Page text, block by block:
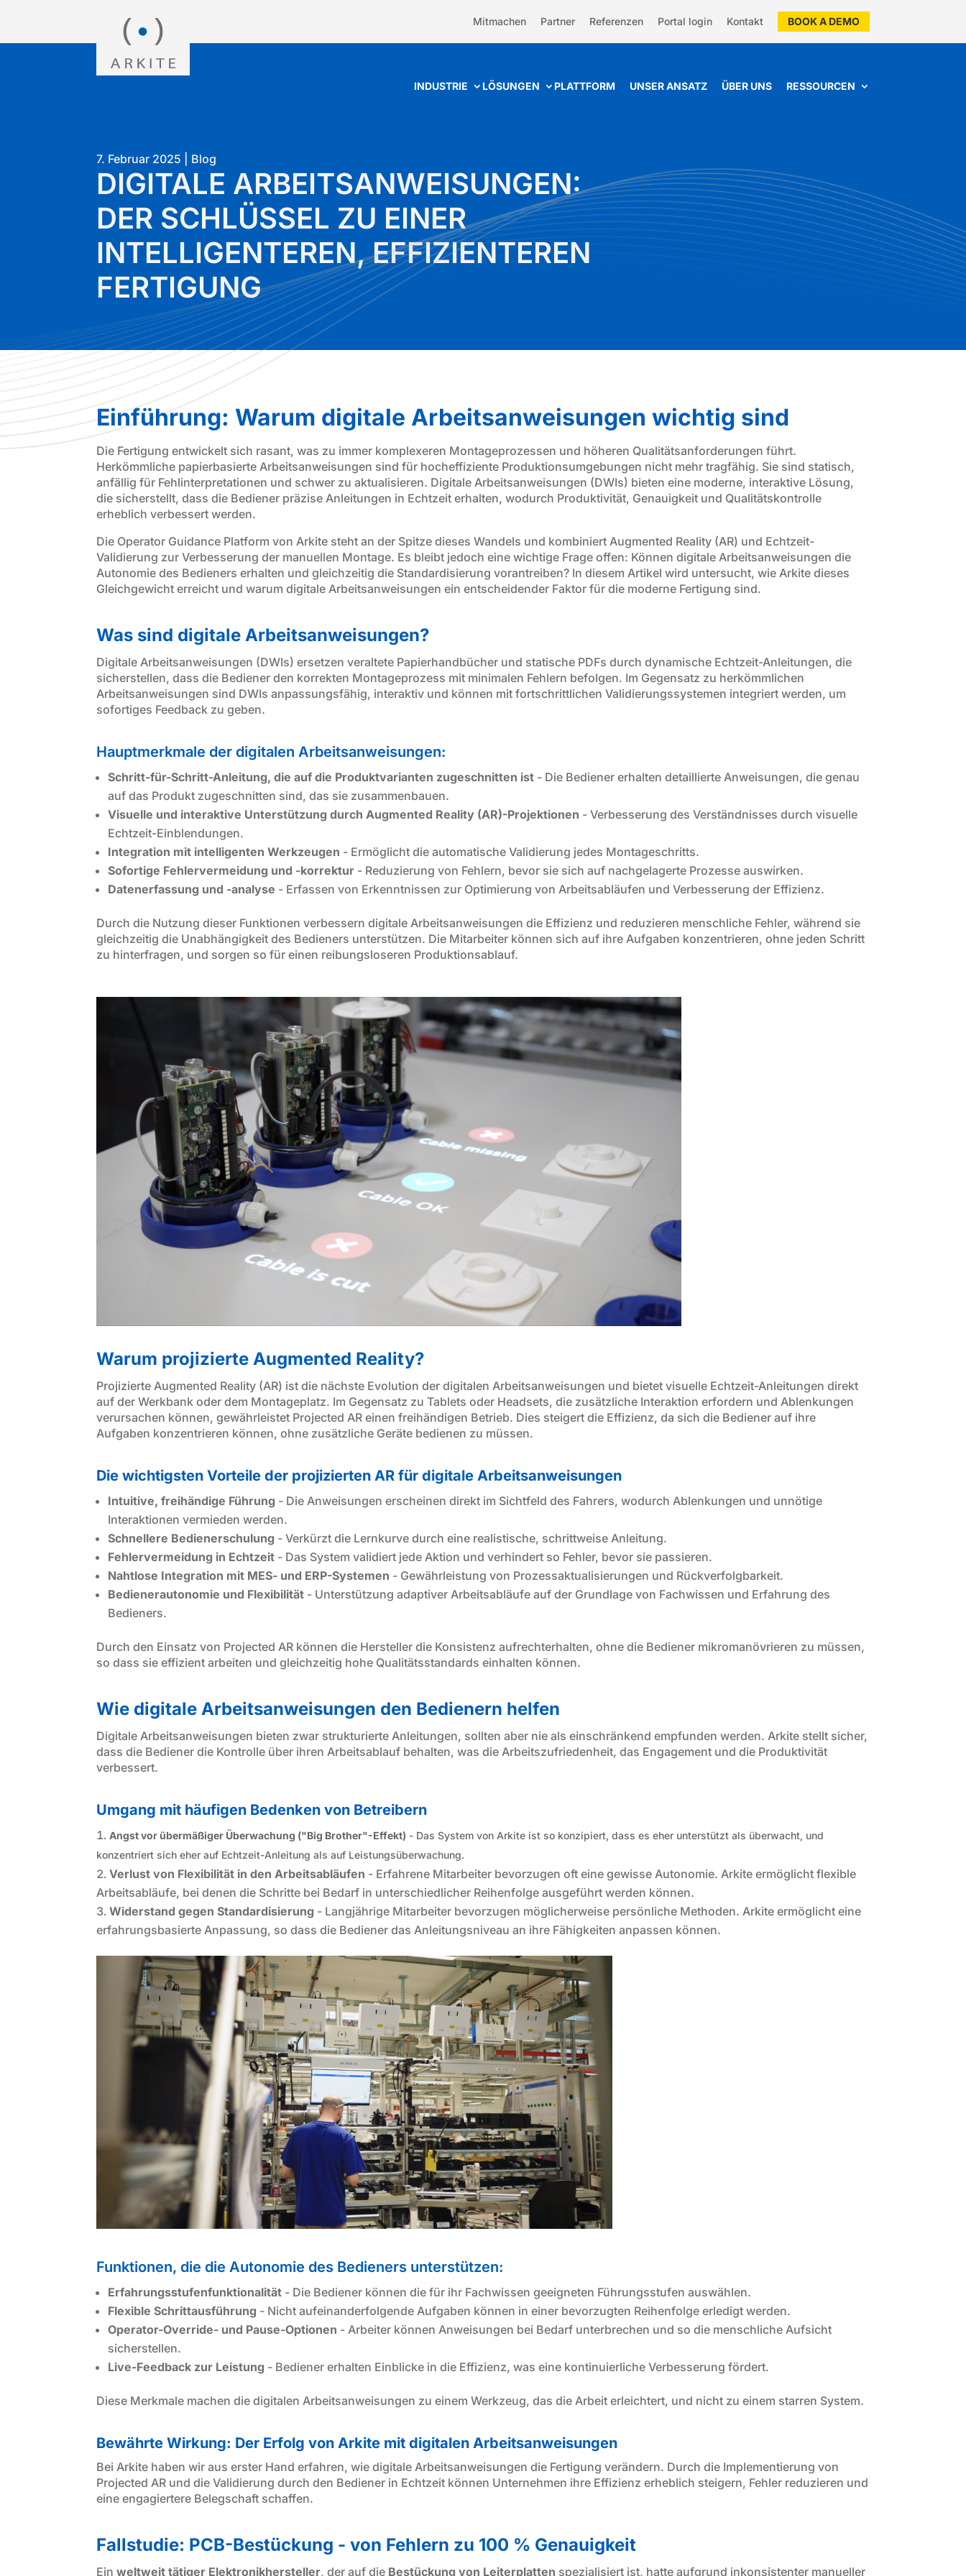
Mitmachen Partner Referenzen Portal login Kontakt BOOK A DEMO
INDUSTRIE LÖSUNGEN PLATTFORM UNSER ANSATZ ÜBER UNS RESSOURCEN
DIGITALE ARBEITSANWEISUNGEN:
DER SCHLÜSSEL ZU EINER
INTELLIGENTEREN, EFFIZIENTEREN
FERTIGUNG
7. Februar 2025 Blog
Einführung: Warum digitale Arbeitsanweisungen wichtig sind
Die Fertigung entwickelt sich rasant, was zu immer komplexeren Montageprozessen und höheren Qualitätsanforderungen führt.
Herkömmliche papierbasierte Arbeitsanweisungen sind für hocheffiziente Produktionsumgebungen nicht mehr tragfähig. Sie sind statisch,
anfällig für Fehlinterpretationen und schwer zu aktualisieren. Digitale Arbeitsanweisungen (DWIs) bieten eine moderne, interaktive Lösung,
die sicherstellt, dass die Bediener präzise Anleitungen in Echtzeit erhalten, wodurch Produktivität, Genauigkeit und Qualitätskontrolle
erheblich verbessert werden.
Die Operator Guidance Platform von Arkite steht an der Spitze dieses Wandels und kombiniert Augmented Reality (AR) und Echtzeit-
Validierung zur Verbesserung der manuellen Montage. Es bleibt jedoch eine wichtige Frage offen: Können digitale Arbeitsanweisungen die
Autonomie des Bedieners erhalten und gleichzeitig die Standardisierung vorantreiben? In diesem Artikel wird untersucht, wie Arkite dieses
Gleichgewicht erreicht und warum digitale Arbeitsanweisungen ein entscheidender Faktor für die moderne Fertigung sind.
Was sind digitale Arbeitsanweisungen?
Digitale Arbeitsanweisungen (DWIs) ersetzen veraltete Papierhandbücher und statische PDFs durch dynamische Echtzeit-Anleitungen, die
sicherstellen, dass die Bediener den korrekten Montageprozess mit minimalen Fehlern befolgen. Im Gegensatz zu herkömmlichen
Arbeitsanweisungen sind DWIs anpassungsfähig, interaktiv und können mit fortschrittlichen Validierungssystemen integriert werden, um
sofortiges Feedback zu geben.
Hauptmerkmale der digitalen Arbeitsanweisungen:
Schritt-für-Schritt-Anleitung, die auf die Produktvarianten zugeschnitten ist - Die Bediener erhalten detaillierte Anweisungen, die genau
auf das Produkt zugeschnitten sind, das sie zusammenbauen.
Visuelle und interaktive Unterstützung durch Augmented Reality (AR)-Projektionen - Verbesserung des Verständnisses durch visuelle
Echtzeit-Einblendungen.
Integration mit intelligenten Werkzeugen - Ermöglicht die automatische Validierung jedes Montageschritts.
Sofortige Fehlervermeidung und -korrektur - Reduzierung von Fehlern, bevor sie sich auf nachgelagerte Prozesse auswirken.
Datenerfassung und -analyse - Erfassen von Erkenntnissen zur Optimierung von Arbeitsabläufen und Verbesserung der Effizienz.
Durch die Nutzung dieser Funktionen verbessern digitale Arbeitsanweisungen die Effizienz und reduzieren menschliche Fehler, während sie
gleichzeitig die Unabhängigkeit des Bedieners unterstützen. Die Mitarbeiter können sich auf ihre Aufgaben konzentrieren, ohne jeden Schritt
zu hinterfragen, und sorgen so für einen reibungsloseren Produktionsablauf.
Warum projizierte Augmented Reality?
Projizierte Augmented Reality (AR) ist die nächste Evolution der digitalen Arbeitsanweisungen und bietet visuelle Echtzeit-Anleitungen direkt
auf der Werkbank oder dem Montageplatz. Im Gegensatz zu Tablets oder Headsets, die zusätzliche Interaktion erfordern und Ablenkungen
verursachen können, gewährleistet Projected AR einen freihändigen Betrieb. Dies steigert die Effizienz, da sich die Bediener auf ihre
Aufgaben konzentrieren können, ohne zusätzliche Geräte bedienen zu müssen.
Die wichtigsten Vorteile der projizierten AR für digitale Arbeitsanweisungen
Intuitive, freihändige Führung - Die Anweisungen erscheinen direkt im Sichtfeld des Fahrers, wodurch Ablenkungen und unnötige
Interaktionen vermieden werden.
Schnellere Bedienerschulung - Verkürzt die Lernkurve durch eine realistische, schrittweise Anleitung.
Fehlervermeidung in Echtzeit - Das System validiert jede Aktion und verhindert so Fehler, bevor sie passieren.
Nahtlose Integration mit MES- und ERP-Systemen - Gewährleistung von Prozessaktualisierungen und Rückverfolgbarkeit.
Bedienerautonomie und Flexibilität - Unterstützung adaptiver Arbeitsabläufe auf der Grundlage von Fachwissen und Erfahrung des
Bedieners.
Durch den Einsatz von Projected AR können die Hersteller die Konsistenz aufrechterhalten, ohne die Bediener mikromanövrieren zu müssen,
so dass sie effizient arbeiten und gleichzeitig hohe Qualitätsstandards einhalten können.
Wie digitale Arbeitsanweisungen den Bedienern helfen
Digitale Arbeitsanweisungen bieten zwar strukturierte Anleitungen, sollten aber nie als einschränkend empfunden werden. Arkite stellt sicher,
dass die Bediener die Kontrolle über ihren Arbeitsablauf behalten, was die Arbeitszufriedenheit, das Engagement und die Produktivität
verbessert.
Umgang mit häufigen Bedenken von Betreibern
Angst vor übermäßiger Überwachung ("Big Brother"-Effekt) - Das System von Arkite ist so konzipiert, dass es eher unterstützt als überwacht, und
konzentriert sich eher auf Echtzeit-Anleitung als auf Leistungsüberwachung.
Verlust von Flexibilität in den Arbeitsabläufen - Erfahrene Mitarbeiter bevorzugen oft eine gewisse Autonomie. Arkite ermöglicht flexible
Arbeitsabläufe, bei denen die Schritte bei Bedarf in unterschiedlicher Reihenfolge ausgeführt werden können.
Widerstand gegen Standardisierung - Langjährige Mitarbeiter bevorzugen möglicherweise persönliche Methoden. Arkite ermöglicht eine
erfahrungsbasierte Anpassung, so dass die Bediener das Anleitungsniveau an ihre Fähigkeiten anpassen können.
Funktionen, die die Autonomie des Bedieners unterstützen:
Erfahrungsstufenfunktionalität - Die Bediener können die für ihr Fachwissen geeigneten Führungsstufen auswählen.
Flexible Schrittausführung - Nicht aufeinanderfolgende Aufgaben können in einer bevorzugten Reihenfolge erledigt werden.
Operator-Override- und Pause-Optionen - Arbeiter können Anweisungen bei Bedarf unterbrechen und so die menschliche Aufsicht
sicherstellen.
Live-Feedback zur Leistung - Bediener erhalten Einblicke in die Effizienz, was eine kontinuierliche Verbesserung fördert.
Diese Merkmale machen die digitalen Arbeitsanweisungen zu einem Werkzeug, das die Arbeit erleichtert, und nicht zu einem starren System.
Bewährte Wirkung: Der Erfolg von Arkite mit digitalen Arbeitsanweisungen
Bei Arkite haben wir aus erster Hand erfahren, wie digitale Arbeitsanweisungen die Fertigung verändern. Durch die Implementierung von
Projected AR und die Validierung durch den Bediener in Echtzeit können Unternehmen ihre Effizienz erheblich steigern, Fehler reduzieren und
eine engagiertere Belegschaft schaffen.
Fallstudie: PCB-Bestückung - von Fehlern zu 100 % Genauigkeit
Einweltweit tätiger Elektronikhersteller, der auf die Bestückung von Leiterplatten spezialisiert ist, hatte aufgrund inkonsistenter manueller